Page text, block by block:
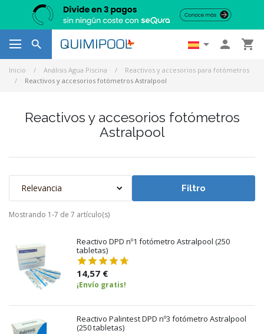
   
Inicio Análisis Agua Piscina
Reactivos y accesorios para fotómetros
Reactivos y accesorios fotómetros Astralpool
Reactivos y accesorios fotómetros
Astralpool
Relevancia Filtro
Mostrando 1-7 de 7 artículo(s)
Reactivo DPD nº1 fotómetro Astralpool (250
tabletas)
14,57 €
¡Envío gratis!
Reactivo Palintest DPD nº3 fotómetro Astralpool
(250 tabletas)